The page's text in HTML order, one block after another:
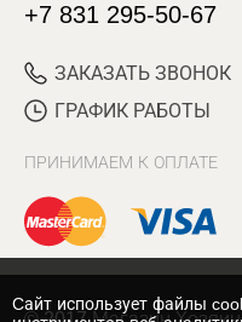
+7 831 295-50-67
ЗАКАЗАТЬ ЗВОНОК
ГРАФИК РАБОТЫ
ПРИНИМАЕМ К ОПЛАТЕ
Cайт использует файлы